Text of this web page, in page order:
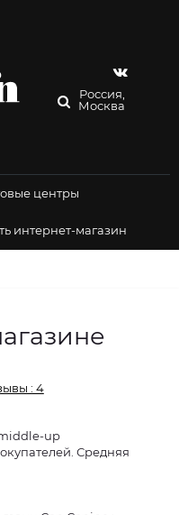
Россия,
Москва
центры
интернет-магазин
: 4
up
Средняя